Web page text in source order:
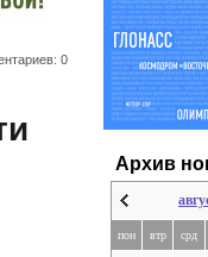
0
Архив
пон втр срд